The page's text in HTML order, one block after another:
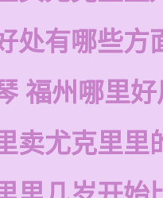
处有哪些方
福州哪里
卖尤克里里